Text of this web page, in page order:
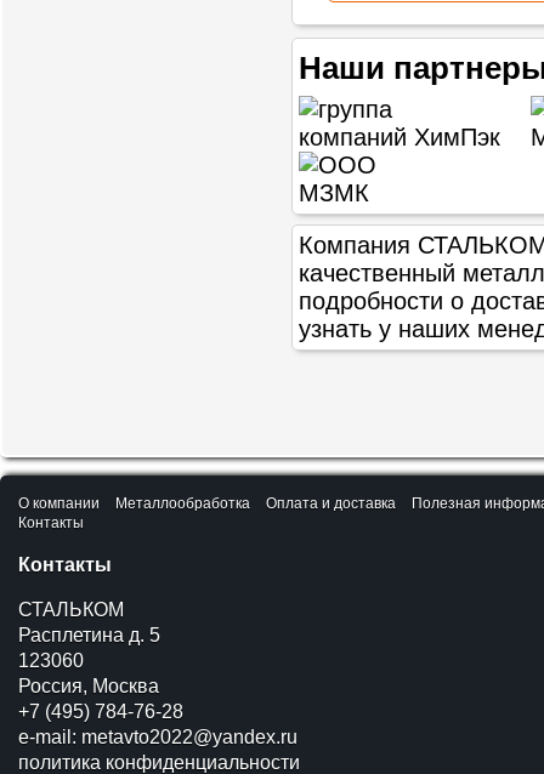
Наши
Компания СТАЛЬКОМ
качественный
подробности о
узнать у наших
О компании Металлообработка Оплата и доставка
Полезная
Контакты
Контакты
СТАЛЬКОМ
Расплетина д. 5
123060
Россия, Москва
+7 (495) 784-76-28
e-mail: metavto2022@yandex.ru
политика конфиденциальности